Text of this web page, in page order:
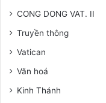
CONG DONG VAT. II
Truyền thông
Vatican
Văn hoá
Kinh Thánh